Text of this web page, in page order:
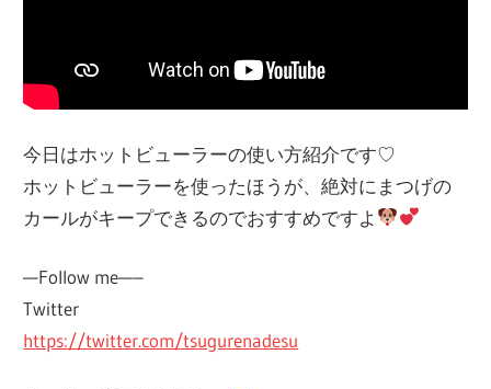
今日はホットビューラーの使い方紹介です♡
ホットビューラーを使ったほうが、絶対にまつげの
カールがキープできるのでおすすめですよ
—Follow me—–
Twitter
https://twitter.com/tsugurenadesu